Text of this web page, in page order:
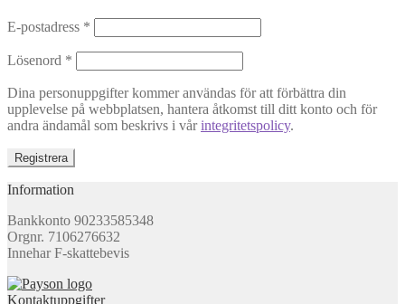
E-postadress *
Lösenord *
Dina personuppgifter kommer användas för att förbättra din
upplevelse på webbplatsen, hantera åtkomst till ditt konto och för
andra ändamål som beskrivs i vårintegritetspolicy.
Registrera
Information
Bankkonto 90233585348
Orgnr. 7106276632
Innehar F-skattebevis
Kontaktuppgifter